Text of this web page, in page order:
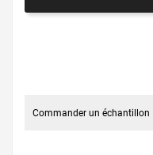
Commander un échantillon